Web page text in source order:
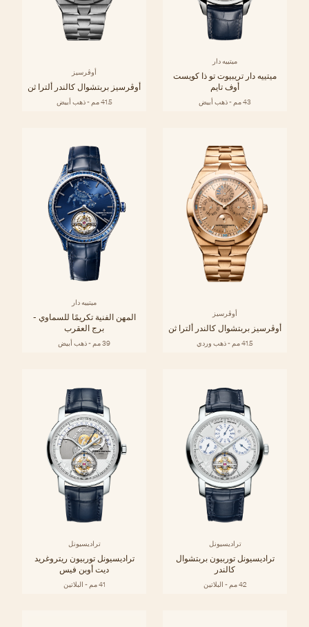
ميتييه دار
ميتييه دار تريبيوت تو ذا كويست
أوف تايم
43 مم - ذهب أبيض
أوڤرسيز
أوڤرسيز بربتشوال كالندر ألترا ثن
41.5 مم - ذهب أبيض
أوڤرسيز
أوڤرسيز بربتشوال كالندر ألترا ثن
41.5 مم - ذهب وردي
ميتييه دار
المهن الفنية تكريمًا للسماوي -
برج العقرب
39 مم - ذهب أبيض
تراديسيونل
تراديسيونل توربيون بربتشوال
كالندر
42 مم - البلاتين
تراديسيونل
تراديسيونل توربيون ريتروغريد
ديت أوبن فيس
41 مم - البلاتين